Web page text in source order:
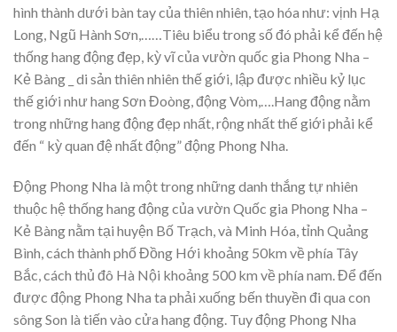
hình thành dưới bàn tay của thiên nhiên, tạo hóa như: vịnh Hạ
Long, Ngũ Hành Sơn,……Tiêu biểu trong số đó phải kể đến hệ
thống hang động đẹp, kỳ vĩ của vườn quốc gia Phong Nha –
Kẻ Bàng _ di sản thiên nhiên thế giới, lập được nhiều kỷ lục
thế giới như hang Sơn Đoòng, động Vòm,….Hang động nằm
trong những hang động đẹp nhất, rộng nhất thế giới phải kể
đến “ kỳ quan đệ nhất động” động Phong Nha.
Động Phong Nha là một trong những danh thắng tự nhiên
thuộc hệ thống hang động của vườn Quốc gia Phong Nha –
Kẻ Bàng nằm tại huyện Bố Trạch, và Minh Hóa, tỉnh Quảng
Bình, cách thành phố Đồng Hới khoảng 50km về phía Tây
Bắc, cách thủ đô Hà Nội khoảng 500 km về phía nam. Để đến
được động Phong Nha ta phải xuống bến thuyền đi qua con
sông Son là tiến vào cửa hang động. Tuy động Phong Nha